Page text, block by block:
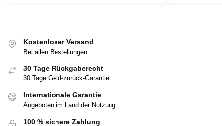
Kostenloser Versand
Bei allen Bestellungen
30 Tage Rückgaberecht
30 Tage Geld-zurück-Garantie
Internationale Garantie
Angeboten im Land der Nutzung
100 % sichere Zahlung